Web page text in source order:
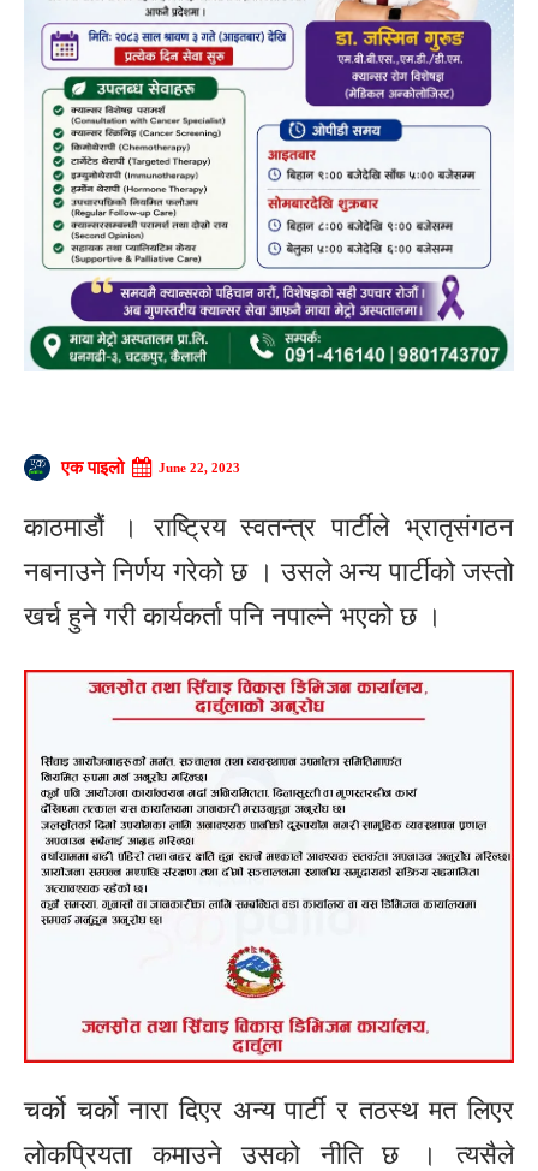
एक पाइलो June 22, 2023
काठमाडौं । राष्ट्रिय स्वतन्त्र पार्टीले भ्रातृसंगठन
नबनाउने निर्णय गरेको छ । उसले अन्य पार्टीको जस्तो
खर्च हुने गरी कार्यकर्ता पनि नपाल्ने भएको छ ।
चर्को चर्को नारा दिएर अन्य पार्टी र तठस्थ मत लिएर
लोकप्रियता कमाउने उसको नीति छ । त्यसैले